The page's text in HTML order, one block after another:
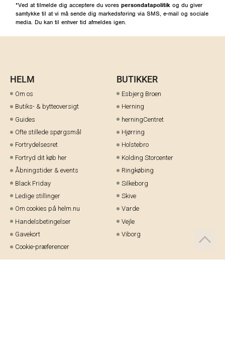
*Ved at tilmelde dig acceptere du vores persondatapolitik og du giver
samtykke til at vi må sende dig markedsføring via SMS, e-mail og sociale
media. Du kan til enhver tid afmeldes igen.
HELM
Om os
Butiks- & bytteoversigt
Guides
Ofte stillede spørgsmål
Fortrydelsesret
Fortryd dit køb her
Åbningstider & events
Black Friday
Ledige stillinger
Om cookies på helm.nu
Handelsbetingelser
Gavekort
Cookie-præferencer
BUTIKKER
Esbjerg Broen
Herning
herningCentret
Hjørring
Holstebro
Kolding Storcenter
Ringkøbing
Silkeborg
Skive
Varde
Vejle
Viborg